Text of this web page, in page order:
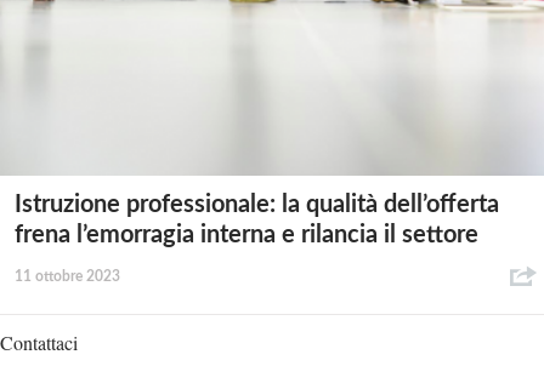
Istruzione professionale: la qualità dell’offerta
frena l’emorragia interna e rilancia il settore
11 ottobre 2023
Contattaci